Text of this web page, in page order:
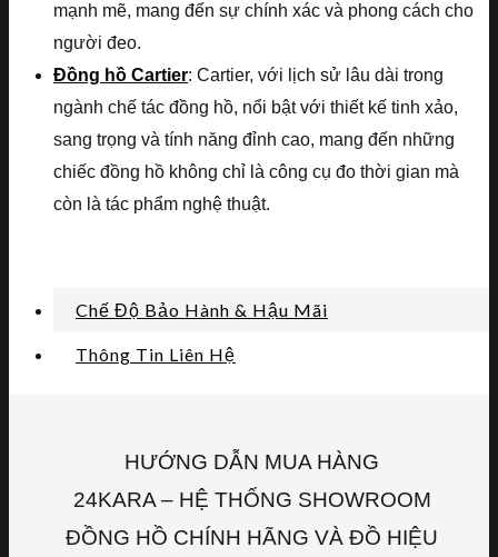
mạnh mẽ, mang đến sự chính xác và phong cách cho
người đeo.
Đồng hồ Cartier: Cartier, với lịch sử lâu dài trong
ngành chế tác đồng hồ, nổi bật với thiết kế tinh xảo,
sang trọng và tính năng đỉnh cao, mang đến những
chiếc đồng hồ không chỉ là công cụ đo thời gian mà
còn là tác phẩm nghệ thuật.
Chế Độ Bảo Hành & Hậu Mãi
Thông Tin Liên Hệ
HƯỚNG DẪN MUA HÀNG
24KARA – HỆ THỐNG SHOWROOM
ĐỒNG HỒ CHÍNH HÃNG VÀ ĐỒ HIỆU